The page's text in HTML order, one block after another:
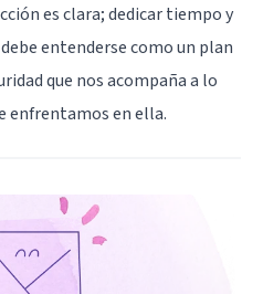
es clara; dedicar tiempo y
entenderse como un plan
que nos acompaña a lo
enfrentamos en ella.